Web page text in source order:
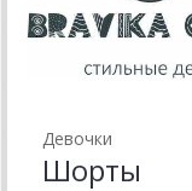
Девочки
Шорты